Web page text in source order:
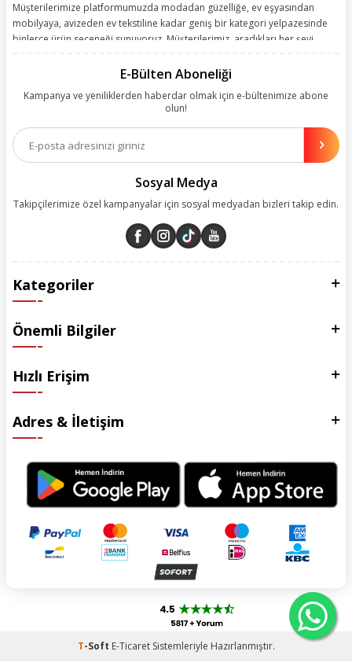
Müşterilerimize platformumuzda modadan güzelliğe, ev eşyasından
mobilyaya, avizeden ev tekstiline kadar geniş bir kategori yelpazesinde
binlerce ürün seçeneği sunuyoruz. Müşterilerimiz, aradıkları her şeyi
kolay, kusursuz ve keyifli bir alışveriş yolculuğu sunarken deneyiminize
olanakları sunuyoruz. Çalışmalarımızı müşterilerimizin memnuniyetini
esas alarak yürütüyoruz.
E-Bülten Aboneliği
Kampanya ve yeniliklerden haberdar olmak için e-bültenimize abone
olun!
Sosyal Medya
Takipçilerimize özel kampanyalar için sosyal medyadan bizleri takip edin.
Kategoriler
Önemli Bilgiler
Hızlı Erişim
Adres & İletişim
T-Soft E-TicaretSistemleriyle Hazırlanmıştır.